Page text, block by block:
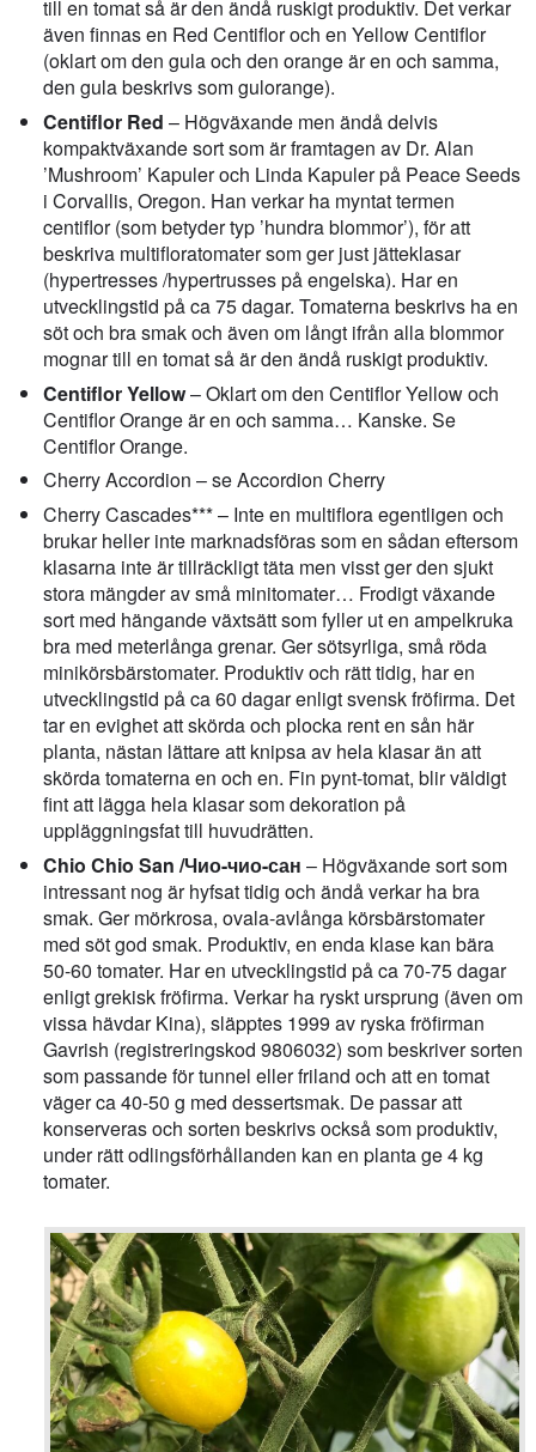
till en tomat så är den ändå ruskigt produktiv. Det verkar
även finnas en Red Centiflor och en Yellow Centiflor
(oklart om den gula och den orange är en och samma,
den gula beskrivs som gulorange).
Centiflor Red – Högväxande men ändå delvis
kompaktväxande sort som är framtagen av Dr. Alan
’Mushroom’ Kapuler och Linda Kapuler på Peace Seeds
i Corvallis, Oregon. Han verkar ha myntat termen
centiflor (som betyder typ ’hundra blommor’), för att
beskriva multifloratomater som ger just jätteklasar
(hypertresses /hypertrusses på engelska). Har en
utvecklingstid på ca 75 dagar. Tomaterna beskrivs ha en
söt och bra smak och även om långt ifrån alla blommor
mognar till en tomat så är den ändå ruskigt produktiv.
Centiflor Yellow– Oklart om den Centiflor Yellow och
Centiflor Orange är en och samma… Kanske. Se
Centiflor Orange.
Cherry Accordion – se Accordion Cherry
Cherry Cascades*** – Inte en multiflora egentligen och
brukar heller inte marknadsföras som en sådan eftersom
klasarna inte är tillräckligt täta men visst ger den sjukt
stora mängder av små minitomater… Frodigt växande
sort med hängande växtsätt som fyller ut en ampelkruka
bra med meterlånga grenar. Ger sötsyrliga, små röda
minikörsbärstomater. Produktiv och rätt tidig, har en
utvecklingstid på ca 60 dagar enligt svensk fröfirma. Det
tar en evighet att skörda och plocka rent en sån här
planta, nästan lättare att knipsa av hela klasar än att
skörda tomaterna en och en. Fin pynt-tomat, blir väldigt
fint att lägga hela klasar som dekoration på
uppläggningsfat till huvudrätten.
Chio Chio San /Чио-чио-сан – Högväxande sort som
intressant nog är hyfsat tidig och ändå verkar ha bra
smak. Ger mörkrosa, ovala-avlånga körsbärstomater
med söt god smak. Produktiv, en enda klase kan bära
50-60 tomater. Har en utvecklingstid på ca 70-75 dagar
enligt grekisk fröfirma. Verkar ha ryskt ursprung (även om
vissa hävdar Kina), släpptes 1999 av ryska fröfirman
Gavrish (registreringskod 9806032) som beskriver sorten
som passande för tunnel eller friland och att en tomat
väger ca 40-50 g med dessertsmak. De passar att
konserveras och sorten beskrivs också som produktiv,
under rätt odlingsförhållanden kan en planta ge 4 kg
tomater.